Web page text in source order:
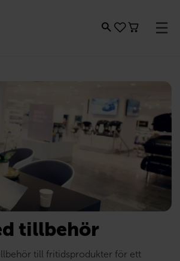
tillbehör
till fritidsprodukter för ett